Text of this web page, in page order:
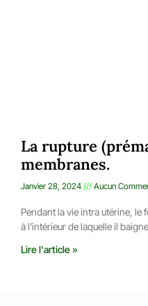
La rupture
membranes.
Janvier 28, 2024 Aucun
Pendant la vie intra utérine,
à l’intérieur de laquelle il
Lire l'article »